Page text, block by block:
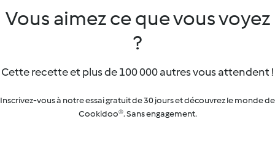
Vous aimez ce que vous voyez
?
Cette recette et plus de 100 000 autres vous attendent !
Inscrivez-vous à notre essai gratuit de 30 jours et découvrez le monde de
Cookidoo®. Sans engagement.